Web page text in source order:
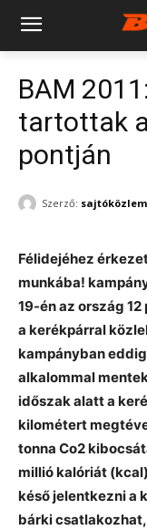
BAM
tartottak
pontján
Szerző:
Félidejéhez
munkába!
19-én az ország
a kerékpárral
kampányban
alkalommal
időszak alatt a
kilométert
tonna Co2
millió kalóriát
késő jelentkezni a
bárki